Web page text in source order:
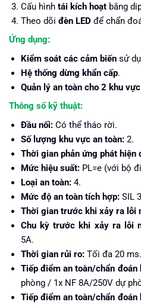
Cấu hình tái kích hoạtbằng
Theo dõi đèn LEDđể chẩn
Ứng dụng:
Kiểm soát các cảm biếnsử
Hệ thống dừng khẩn cấp.
Quản lý an toàn cho 2 khu vực
Thông số kỹ thuật:
Đầu nối:Có thể tháo rời.
Số lượng khu vực an toàn:2.
Thời gian phản ứng phát hiện
Mức hiệu suất:PL=e (với bộ
Loại an toàn:4.
Mức độ an toàn tích hợp:SIL
Thời gian trước khi xảy ra lỗi
Chu kỳ trước khi xảy ra lỗi
5A.
Thời gian rủi ro:Tối đa 20 ms.
Tiếp điểm an toàn/chẩn đoán
phòng / 1x NF 8A/250V dự
Tiếp điểm an toàn/chẩn đoán